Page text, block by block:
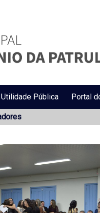
Utilidade Pública Portal